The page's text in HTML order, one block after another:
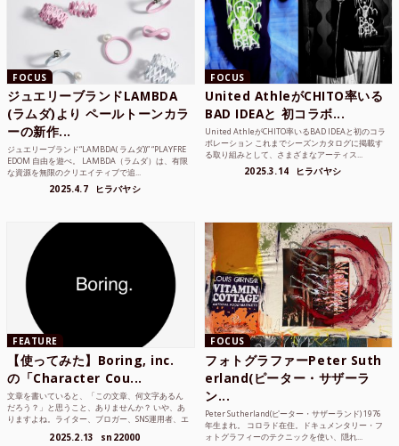
FOCUS
ジュエリーブランドLAMBDA
(ラムダ)より ペールトーンカラ
ーの新作...
ジュエリーブランド“LAMBDA( ラムダ))” “PLAYFRE
EDOM 自由を遊べ。 LAMBDA（ラムダ）は、有限
な資源を無限のクリエイティブで追...
2025.4.7 ヒラバヤシ
FOCUS
United AthleがCHITO率いる
BAD IDEAと 初コラボ...
United AthleがCHITO率いるBAD IDEAと初のコラ
ボレーション これまでシーズンカタログに掲載す
る取り組みとして、さまざまなアーティス...
2025.3.14 ヒラバヤシ
FEATURE
【使ってみた】Boring, inc.
の「Character Cou...
文章を書いていると、「この文章、何文字あるん
だろう？」と思うこと、ありませんか？ いや、あ
りますよね。ライター、ブロガー、SNS運用者、エ
2025.2.13 sn22000
FOCUS
フォトグラファーPeter Suth
erland(ピーター・サザーラ
ン...
Peter Sutherland(ピーター・サザーランド) 1976
年生まれ。 コロラド在住。ドキュメンタリー・フ
ォトグラフィーのテクニックを使い、隠れ...